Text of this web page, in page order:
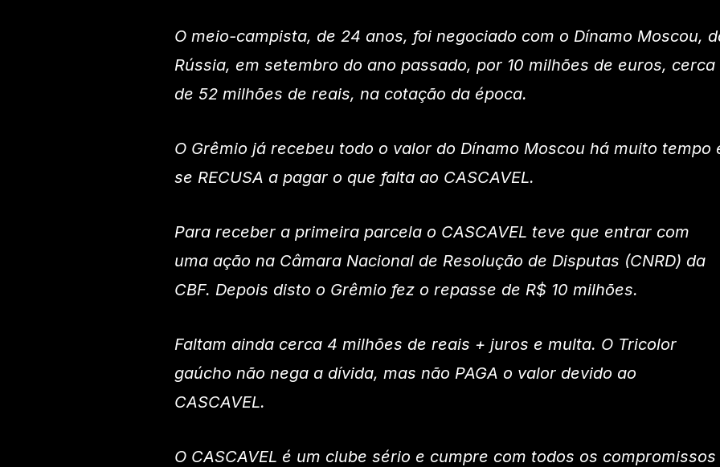
O meio-campista, de 24 anos, foi negociado com o Dínamo Moscou,
Rússia, em setembro do ano passado, por 10 milhões de euros, cerca
de 52 milhões de reais, na cotação da época.
O Grêmio já recebeu todo o valor do Dínamo Moscou há muito tempo
se RECUSA a pagar o que falta ao CASCAVEL.
Para receber a primeira parcela o CASCAVEL teve que entrar com
uma ação na Câmara Nacional de Resolução de Disputas (CNRD) da
CBF. Depois disto o Grêmio fez o repasse de R$ 10 milhões.
Faltam ainda cerca 4 milhões de reais + juros e multa. O Tricolor
gaúcho não nega a dívida, mas não PAGA o valor devido ao
CASCAVEL.
O CASCAVEL é um clube sério e cumpre com todos os compromissos